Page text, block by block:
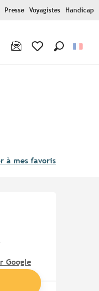
Presse Voyagistes Handicap
favoris
à mes favoris
Google